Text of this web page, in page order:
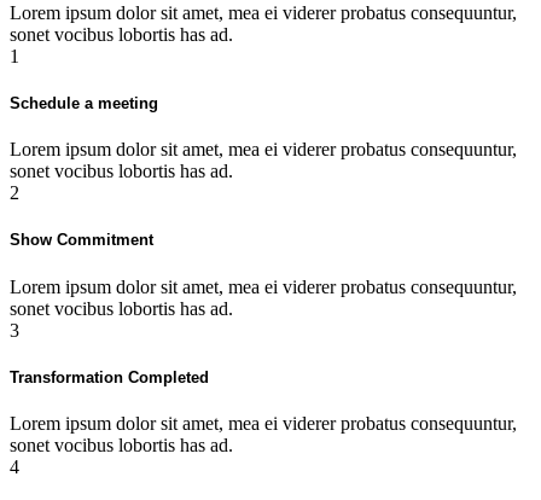
Lorem ipsum dolor sit amet, mea ei viderer probatus consequuntur,
sonet vocibus lobortis has ad.
1
Schedule a meeting
Lorem ipsum dolor sit amet, mea ei viderer probatus consequuntur,
sonet vocibus lobortis has ad.
2
Show Commitment
Lorem ipsum dolor sit amet, mea ei viderer probatus consequuntur,
sonet vocibus lobortis has ad.
3
Transformation Completed
Lorem ipsum dolor sit amet, mea ei viderer probatus consequuntur,
sonet vocibus lobortis has ad.
4